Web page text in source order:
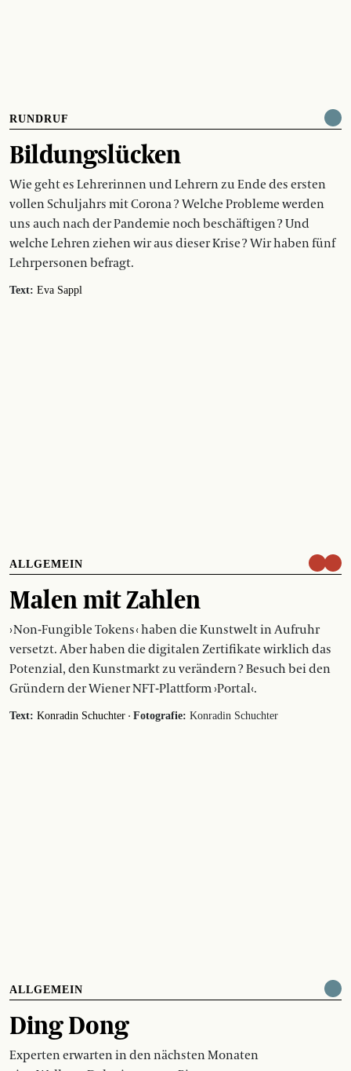
RUNDRUF
Bildungslücken
Wie geht es Lehrerinnen und Lehrern zu Ende des ersten
vollen Schuljahrs mit Corona ? Welche Probleme werden
uns auch nach der Pandemie noch beschäftigen ? Und
welche Lehren ziehen wir aus dieser Krise ? Wir haben fünf
Lehrpersonen befragt.
Text: Eva Sappl
ALLGEMEIN
Malen mit Zahlen
› Non-Fungible Tokens ‹ haben die Kunstwelt in Aufruhr
versetzt. Aber haben die digitalen Zertifikate wirklich das
Potenzial, den Kunstmarkt zu verändern ? Besuch bei den
Gründern der Wiener NFT-Plattform ›Portal‹.
Text: Konradin Schuchter · Fotografie: Konradin Schuchter
ALLGEMEIN
Ding Dong
Experten erwarten in den nächsten Monaten